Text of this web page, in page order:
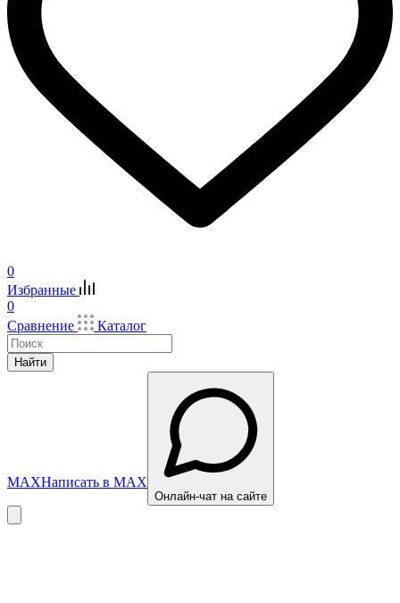
0
Избранные
0
Сравнение
Каталог
Найти
MAXНаписать в MAX
Онлайн-чат на сайте